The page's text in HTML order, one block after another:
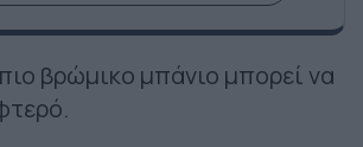
βρώμικο μπάνιο μπορεί να